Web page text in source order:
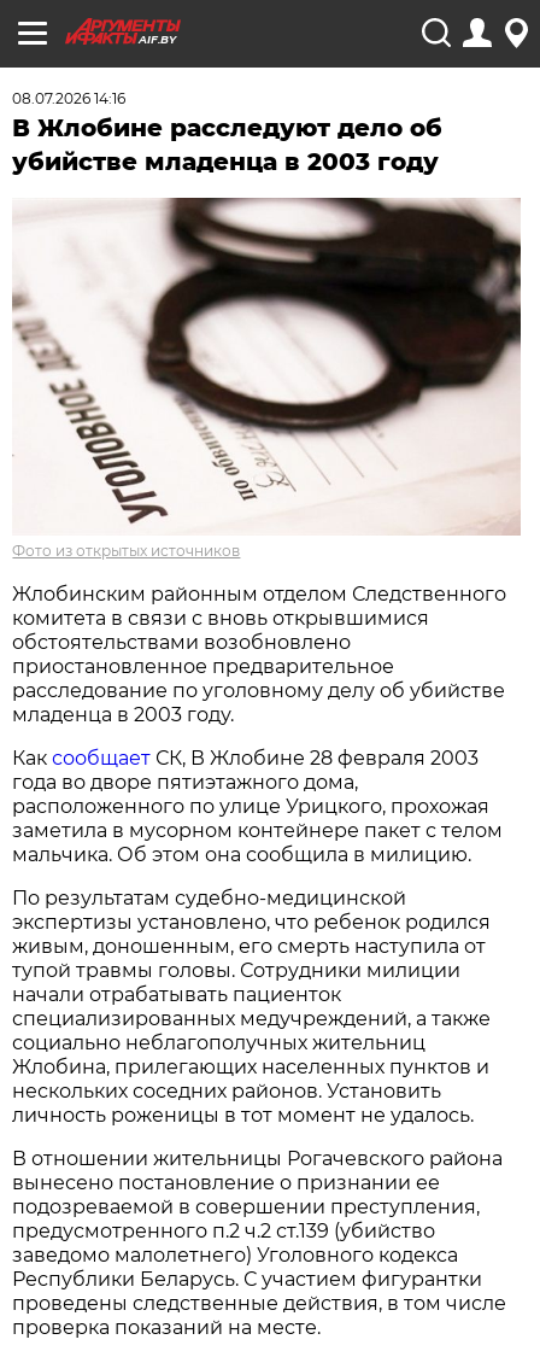
AIF.BY
08.07.2026 14:16
В Жлобине расследуют дело об
убийстве младенца в 2003 году
Фото из открытых источников
Жлобинским районным отделом Следственного
комитета в связи с вновь открывшимися
обстоятельствами возобновлено
приостановленное предварительное
расследование по уголовному делу об убийстве
младенца в 2003 году.
Каксообщает СК, В Жлобине 28 февраля 2003
года во дворе пятиэтажного дома,
расположенного по улице Урицкого, прохожая
заметила в мусорном контейнере пакет с телом
мальчика. Об этом она сообщила в милицию.
По результатам судебно-медицинской
экспертизы установлено, что ребенок родился
живым, доношенным, его смерть наступила от
тупой травмы головы. Сотрудники милиции
начали отрабатывать пациенток
специализированных медучреждений, а также
социально неблагополучных жительниц
Жлобина, прилегающих населенных пунктов и
нескольких соседних районов. Установить
личность роженицы в тот момент не удалось.
В отношении жительницы Рогачевского района
вынесено постановление о признании ее
подозреваемой в совершении преступления,
предусмотренного п.2 ч.2 ст.139 (убийство
заведомо малолетнего) Уголовного кодекса
Республики Беларусь. С участием фигурантки
проведены следственные действия, в том числе
проверка показаний на месте.